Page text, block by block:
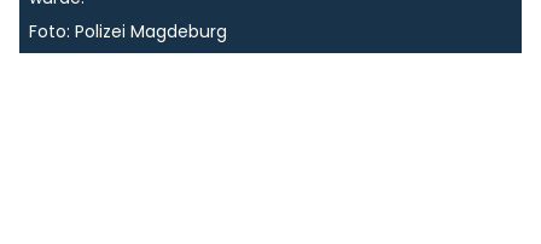
Foto: Polizei Magdeburg